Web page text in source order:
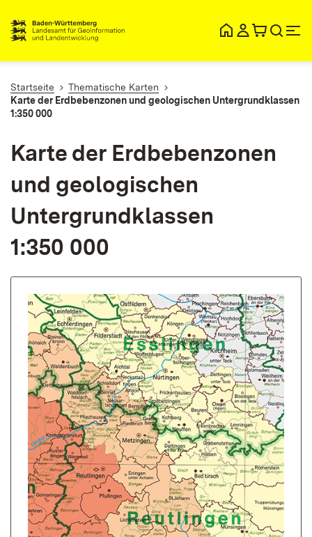
Startseite
Thematische Karten
Karte der Erdbebenzonen und geologischen Untergrundklassen
1:350 000
Karte der Erdbebenzonen
und geologischen
Untergrundklassen
1:350 000